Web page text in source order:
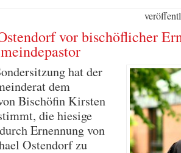
vor bischöflicher
hat der
dem
Bischöfin Kirsten
die hiesige
Ernennung von
Ostendorf zu